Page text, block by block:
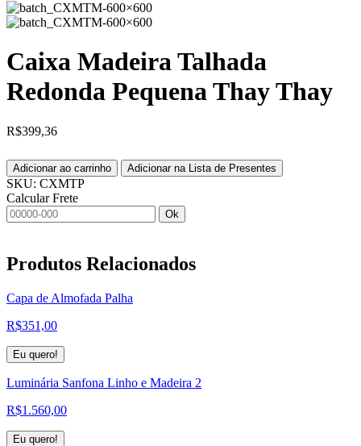
Caixa Madeira Talhada
Redonda Pequena Thay Thay
R$399,36
Adicionar ao carrinho Adicionar na Lista de Presentes
SKU: CXMTP
Calcular Frete
Ok
Produtos Relacionados
Capa de Almofada Palha
R$351,00
Eu quero!
Luminária Sanfona Linho e Madeira 2
R$1.560,00
Eu quero!